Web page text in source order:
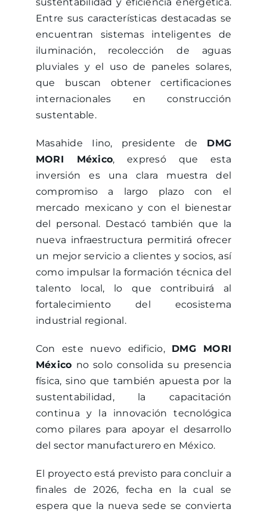
Entre sus características destacadas se
encuentran sistemas inteligentes de
iluminación, recolección de aguas
pluviales y el uso de paneles solares,
que buscan obtener certificaciones
internacionales en construcción
sustentable.
Masahide Iino, presidente de DMG
MORI México, expresó que esta
inversión es una clara muestra del
compromiso a largo plazo con el
mercado mexicano y con el bienestar
del personal. Destacó también que la
nueva infraestructura permitirá ofrecer
un mejor servicio a clientes y socios, así
como impulsar la formación técnica del
talento local, lo que contribuirá al
fortalecimiento del ecosistema
industrial regional.
Con este nuevo edificio, DMG MORI
México no solo consolida su presencia
física, sino que también apuesta por la
sustentabilidad, la capacitación
continua y la innovación tecnológica
como pilares para apoyar el desarrollo
del sector manufacturero en México.
El proyecto está previsto para concluir a
finales de 2026, fecha en la cual se
espera que la nueva sede se convierta